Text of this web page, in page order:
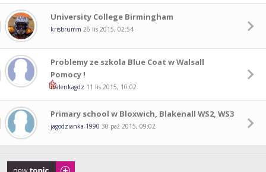
University College Birmingham
krisbrumm 26 lis 2015, 02:54
Problemy ze szkola Blue Coat w Walsall
Pomocy !
malenkagdz 11 lis 2015, 10:02
Primary school w Bloxwich, Blakenall WS2, WS3
jagodzianka-1990 30 paź 2015, 09:02
Napisz wątek